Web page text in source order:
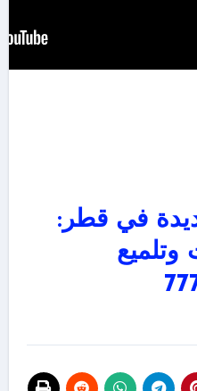
في قطر:
وتلميع